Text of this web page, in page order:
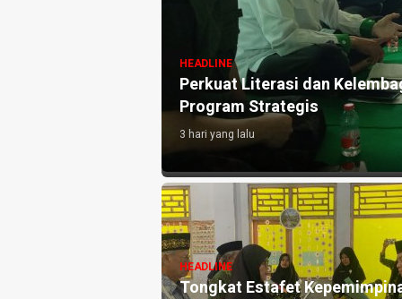
HEADLINE
Perkuat Literasi dan
Program Strategis
3 hari yang lalu
HEADLINE
Tongkat Estafet